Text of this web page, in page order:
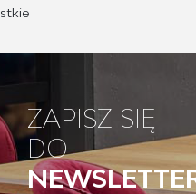
ZAPISZ SIĘ
DO